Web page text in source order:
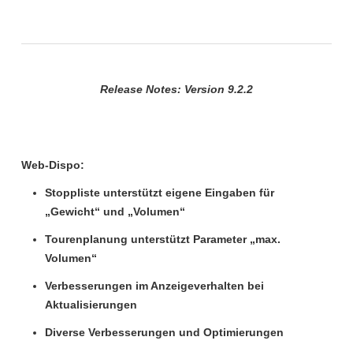
Release Notes: Version 9.2.2
Web-Dispo:
Stoppliste unterstützt eigene Eingaben für
„Gewicht“ und „Volumen“
Tourenplanung unterstützt Parameter „max.
Volumen“
Verbesserungen im Anzeigeverhalten bei
Aktualisierungen
Diverse Verbesserungen und Optimierungen